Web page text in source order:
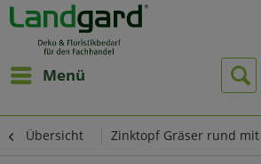
Menü
Übersicht Zinktopf Gräser rund